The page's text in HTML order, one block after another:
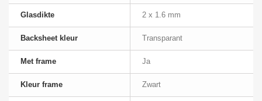
Glasdikte 2 x 1.6 mm
Backsheet kleur Transparant
Met frame Ja
Kleur frame Zwart